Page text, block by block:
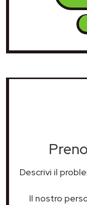
Descrivi il
Il nostro